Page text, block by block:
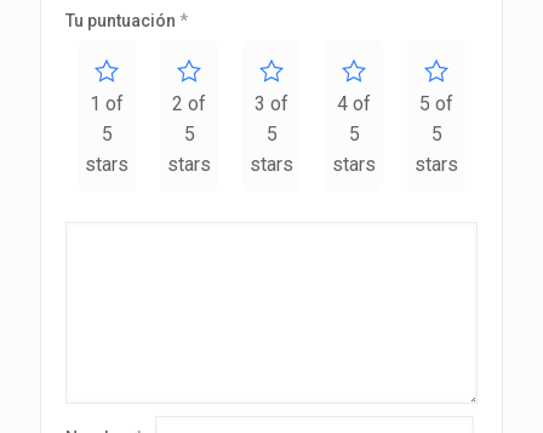
Tu puntuación *
1 of
5
stars
2 of
5
stars
3 of
5
stars
4 of
5
stars
5 of
5
stars